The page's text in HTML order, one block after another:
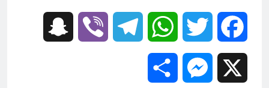
Facebook
Twitter
WhatsApp
Telegram
Viber
Messenger